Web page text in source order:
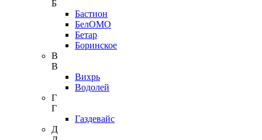
Б
Бастион
БелОМО
Бетар
Боринское
В
В
Вихрь
Водолей
Г
Г
Газдевайс
Д